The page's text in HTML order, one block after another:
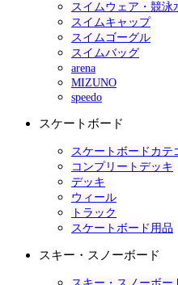
スイムウェア・競泳
スイムキャップ
スイムゴーグル
スイムバッグ
arena
MIZUNO
speedo
スケートボード
スケートボードカテ
コンプリートデッキ
デッキ
ウィール
トラック
スケートボード用品
スキー・スノーボード